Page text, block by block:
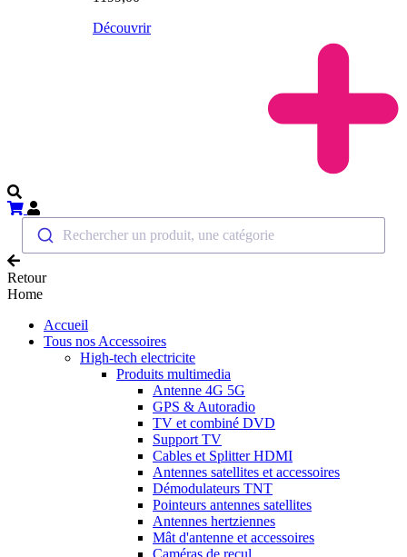
Découvrir
Rechercher un produit, une catégorie
Retour
Home
Accueil
Tous nos Accessoires
High-tech electricite
Produits multimedia
Antenne 4G 5G
GPS & Autoradio
TV et combiné DVD
Support TV
Cables et Splitter HDMI
Antennes satellites et accessoires
Démodulateurs TNT
Pointeurs antennes satellites
Antennes hertziennes
Mât d'antenne et accessoires
Caméras de recul